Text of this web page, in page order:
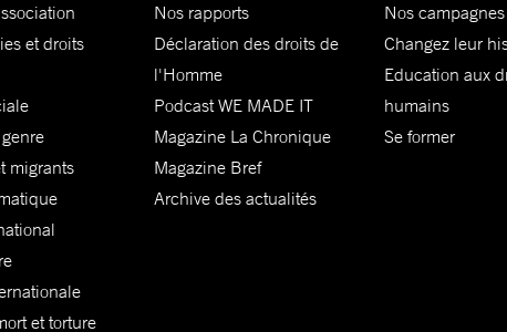
et droits
migrants
et torture
Nos rapports
Déclaration des droits de
l'Homme
Podcast WE MADE IT
Magazine La Chronique
Magazine Bref
Archive des actualités
Nos campagnes
Changez leur
Education aux
humains
Se former